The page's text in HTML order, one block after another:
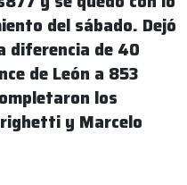
del sábado. Dejó
diferencia de 40
de León a 853
los
y Marcelo